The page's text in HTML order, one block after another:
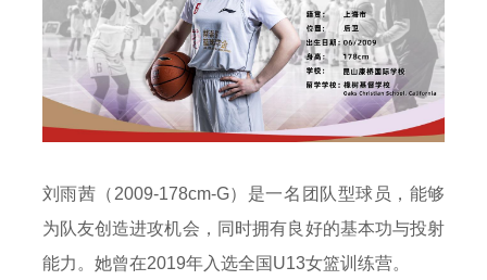
刘雨茜（2009-178cm-G）是一名团队型球员，能够
为队友创造进攻机会，同时拥有良好的基本功与投射
能力。她曾在2019年入选全国U13女篮训练营。